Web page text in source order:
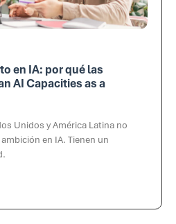
en IA: por qué las
AI Capacities as a
Unidos y América Latina no
en IA. Tienen un